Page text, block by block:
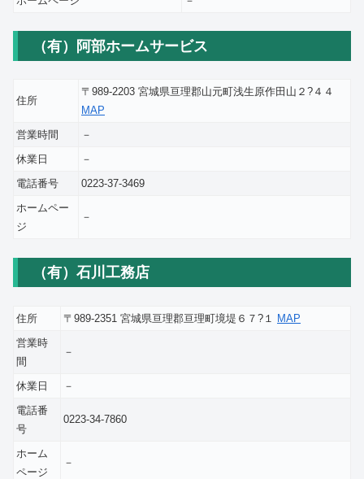
（有）阿部ホームサービス
住所
〒989-2203 宮城県亘理郡山元町浅生原作田山２?４４
MAP
営業時間
－
休業日
－
電話番号
0223-37-3469
ホームペー
ジ
－
（有）石川工務店
住所 〒989-2351 宮城県亘理郡亘理町境堤６７?１
MAP
営業時
間
－
休業日
－
電話番
号
0223-34-7860
ホーム
ページ
－